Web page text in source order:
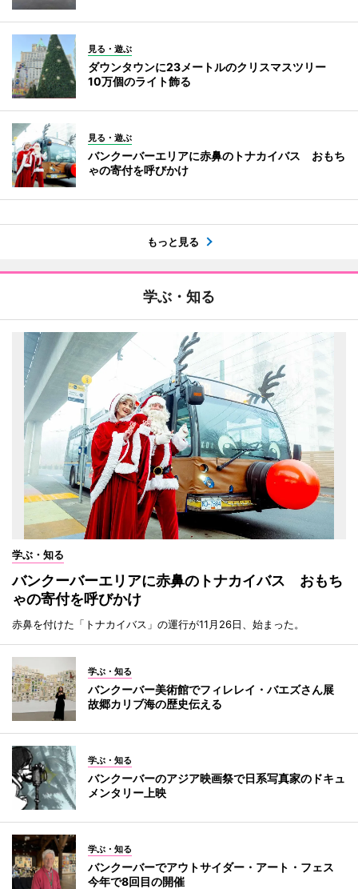
見る・遊ぶ
ダウンタウンに23メートルのクリスマスツリー
10万個のライト飾る
見る・遊ぶ
バンクーバーエリアに赤鼻のトナカイバス おもち
ゃの寄付を呼びかけ
もっと見る
学ぶ・知る
学ぶ・知る
バンクーバーエリアに赤鼻のトナカイバス おもち
ゃの寄付を呼びかけ
赤鼻を付けた「トナカイバス」の運行が11月26日、始まった。
学ぶ・知る
バンクーバー美術館でフィレレイ・バエズさん展
故郷カリブ海の歴史伝える
学ぶ・知る
バンクーバーのアジア映画祭で日系写真家のドキュ
メンタリー上映
学ぶ・知る
バンクーバーでアウトサイダー・アート・フェス
今年で8回目の開催